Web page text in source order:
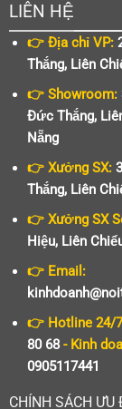
LIÊN HỆ
👉 Địa chỉ VP:
Thắng, Liên
👉 Showroom:
Đức Thắng,
Nẵng
👉 Xưởng SX:
Thắng, Liên
👉 Xưởng SX
Hiệu, Liên
👉 Email:
👉 Hotline 24/
80 68- Kinh
0905117441
CHÍNH SÁCH ƯU